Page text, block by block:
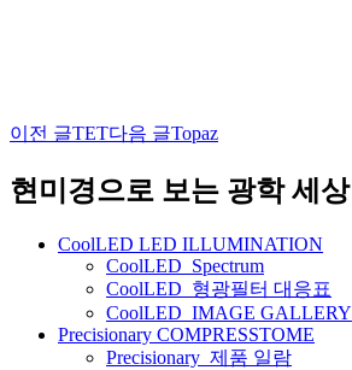
글
네
이전 글TET다음 글Topaz
현미경으로 보는 광학 세상
CoolLED LED ILLUMINATION
CoolLED_Spectrum
CoolLED_형광필터 대응표
CoolLED_IMAGE GALLERY
Precisionary COMPRESSTOME
Precisionary_제품 일람